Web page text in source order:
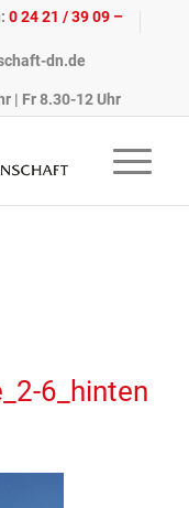
0 24 21 / 39 09 –
dn.de
| Fr 8.30-12 Uhr
6_hinten